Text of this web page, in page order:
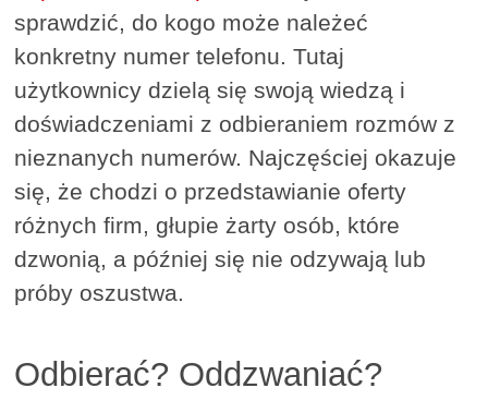
sprawdzić, do kogo może należeć
konkretny numer telefonu. Tutaj
użytkownicy dzielą się swoją wiedzą i
doświadczeniami z odbieraniem rozmów z
nieznanych numerów. Najczęściej okazuje
się, że chodzi o przedstawianie oferty
różnych firm, głupie żarty osób, które
dzwonią, a później się nie odzywają lub
próby oszustwa.
Odbierać? Oddzwaniać?